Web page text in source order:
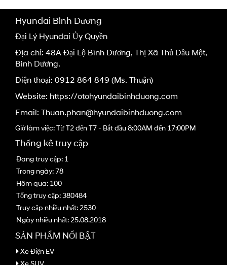
Hyundai Bình Dương
Đại Lý Hyundai Ủy Quyền
Địa chỉ: 48A Đại Lộ Bình Dương, Thị Xã Thủ Dầu Một,
Bình Dương.
Điện thoại: 0912 864 849 (Ms. Thuận)
Website: https://otohyundaibinhduong.com
Email:
Thuan.phan@hyundaibinhduong.com
Giờ làm việc: Từ T2 đến T7 - Bắt đầu 8:00AM đến 17:00PM
Thống kê truy cập
Đang truy cập: 1
Trong ngày: 78
Hôm qua: 100
Tổng truy cập: 380484
Truy cập nhiều nhất: 2530
Ngày nhiều nhất: 25.08.2018
SẢN PHẨM NỔI BẬT
Xe Điện EV